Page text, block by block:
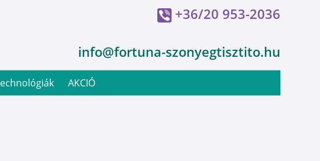
+36/20 953-2036
info@fortuna-szonyegtisztito.hu
AKCIÓ